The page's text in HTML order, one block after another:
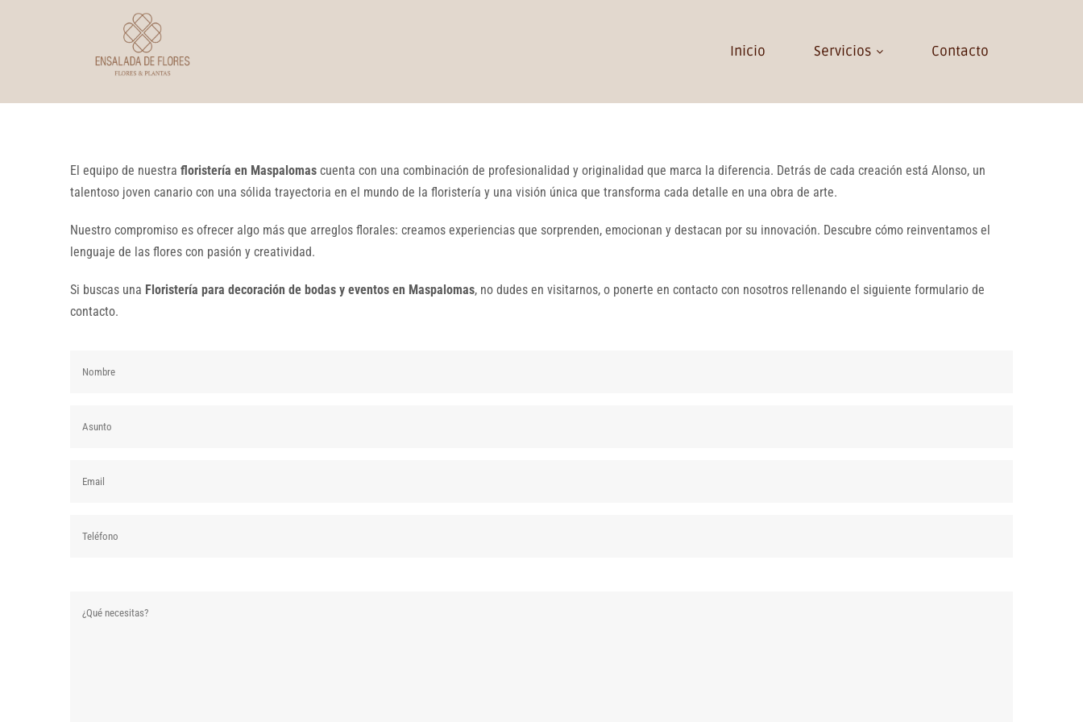
Inicio Servicios Contacto
El equipo de nuestra floristería en Maspalomas cuenta con una combinación de profesionalidad y originalidad que marca la diferencia. Detrás de cada creación está Alonso, un
talentoso joven canario con una sólida trayectoria en el mundo de la floristería y una visión única que transforma cada detalle en una obra de arte.
Nuestro compromiso es ofrecer algo más que arreglos florales: creamos experiencias que sorprenden, emocionan y destacan por su innovación. Descubre cómo reinventamos el
lenguaje de las flores con pasión y creatividad.
Si buscas una Floristería para decoración de bodas y eventos en Maspalomas, no dudes en visitarnos, o ponerte en contacto con nosotros rellenando el siguiente formulario de
contacto.